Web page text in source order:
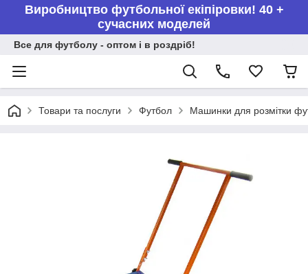
Виробництво футбольної екіпіровки! 40 +
сучасних моделей
Все для футболу - оптом і в роздріб!
Товари та послуги Футбол Машинки для розмітки